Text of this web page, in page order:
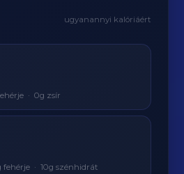
ugyanannyi kalóriáért
· 0g zsír
fehérje · 10g szénhidrát